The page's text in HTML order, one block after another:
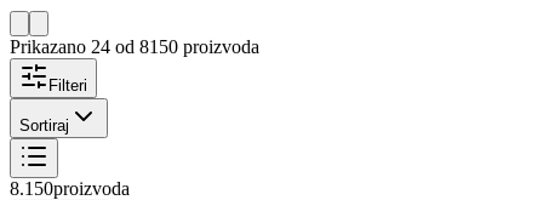
Prikazano 24 od 8150 proizvoda
Filteri
Sortiraj
8.150proizvoda